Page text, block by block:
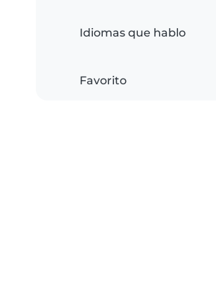
Idiomas que hablo
Favorito